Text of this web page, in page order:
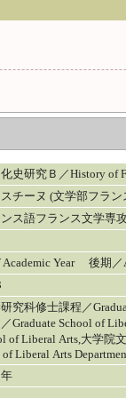
史研究Ｂ／History of
チーヌ (文学部フラン
ス語フランス文学専
Academic Year 後期／
究科修士課程／
Graduate School of
of Liberal Arts,大学院
of Liberal Arts